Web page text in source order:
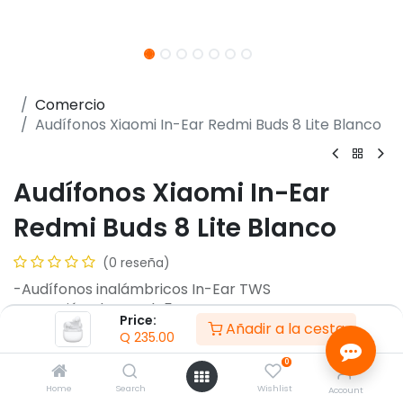
Price:
Q 235.00 Añadir a la cesta
Home Search
0
Wishlist Account
Comercio
Audífonos Xiaomi In-Ear Redmi Buds 8 Lite Blanco
Audífonos Xiaomi In-Ear
Redmi Buds 8 Lite Blanco
(0 reseña)
-Audífonos inalámbricos In-Ear TWS
-Conexión Bluetooth 5.4
-Driver dinámico de 12,4 mm
-Cancelación activa de ruido hasta 42 dB
-Autonomía hasta 8 horas
-Autonomía total hasta 36 horas